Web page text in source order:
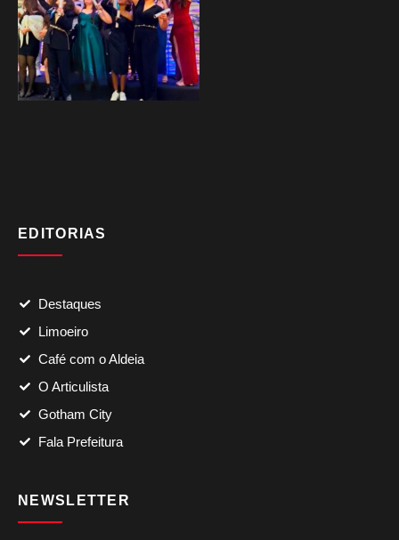
EDITORIAS
Destaques
Limoeiro
Café com o Aldeia
O Articulista
Gotham City
Fala Prefeitura
NEWSLETTER